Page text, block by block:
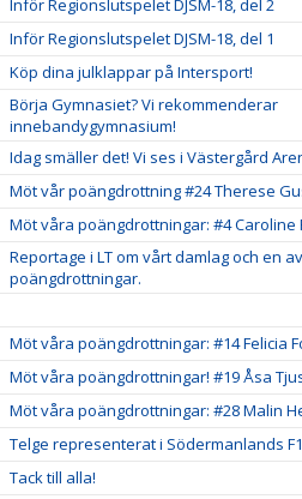
Inför Regionslutspelet DJSM-18, del 2
Inför Regionslutspelet DJSM-18, del 1
Köp dina julklappar på Intersport!
Börja Gymnasiet? Vi rekommenderar
innebandygymnasium!
Idag smäller det! Vi ses i Västergård
Möt vår poängdrottning #24 Therese
Möt våra poängdrottningar: #4 Caroline
Reportage i LT om vårt damlag och en
poängdrottningar.
Möt våra poängdrottningar: #14 Felicia
Möt våra poängdrottningar! #19 Åsa
Möt våra poängdrottningar: #28 Malin
Telge representerat i Södermanlands
Tack till alla!